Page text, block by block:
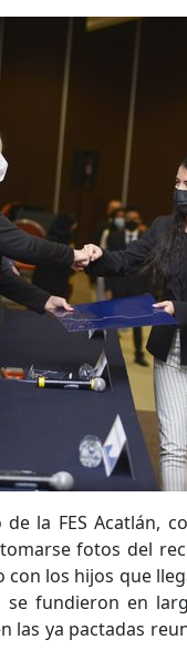
la FES Acatlán,
fotos del
con los hijos que
fundieron en
las ya pactadas